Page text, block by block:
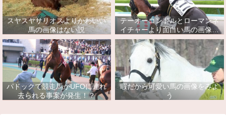
スヤスヤサリオスよりかわいい
馬の画像はない説
テーオーコンドルとローマンネ
イチャーより面白い馬の画像っ
てあるの？
パドックで競走馬がUFOに連れ
去られる事案が発生！？
暇だから可愛い馬の画像をみよ
う